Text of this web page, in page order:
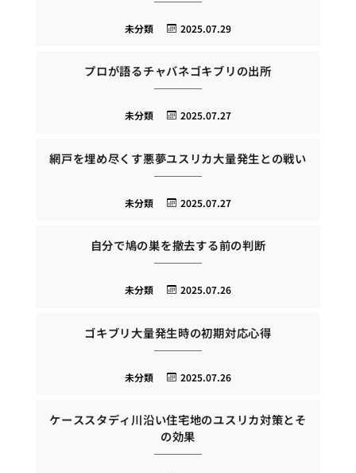
2025.07.29
未分類
プロが語るチャバネゴキブリの出所
2025.07.27
未分類
網戸を埋め尽くす悪夢ユスリカ大量発生との戦い
2025.07.27
未分類
自分で鳩の巣を撤去する前の判断
2025.07.26
未分類
ゴキブリ大量発生時の初期対応心得
2025.07.26
未分類
ケーススタディ川沿い住宅地のユスリカ対策とそ
の効果